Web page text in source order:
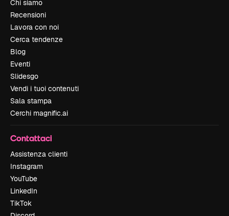
Chi siamo
Recensioni
Lavora con noi
Cerca tendenze
Blog
Eventi
Slidesgo
Vendi i tuoi contenuti
Sala stampa
Cerchi magnific.ai
Contattaci
Assistenza clienti
Instagram
YouTube
LinkedIn
TikTok